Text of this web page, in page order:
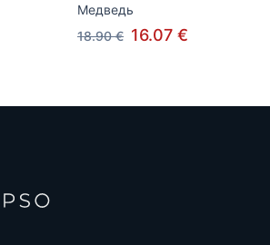
Медведь
18.90 € 16.07 €